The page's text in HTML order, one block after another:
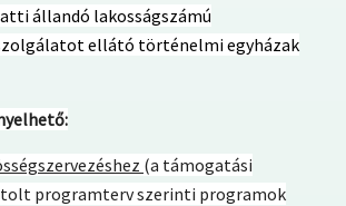
állandó lakosságszámú
ellátó történelmi egyházak
(a támogatási
programterv szerinti programok